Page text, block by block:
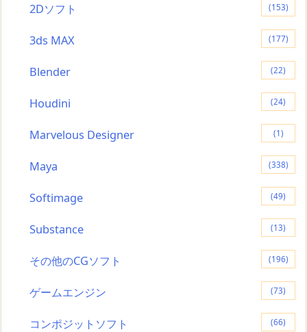
2Dソフト
(153)
3ds MAX (177)
Blender (22)
Houdini (24)
Marvelous Designer (1)
Maya (338)
Softimage (49)
Substance (13)
その他のCGソフト (196)
ゲームエンジン (73)
コンポジットソフト (66)